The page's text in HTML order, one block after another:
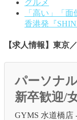
グルメ
「高い」「
香港発『
【求人情報】東京
パーソナ
新卒歓迎/
GYMS 水道橋店